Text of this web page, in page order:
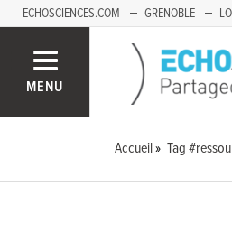
ECHOSCIENCES.COM GRENOBLE
MENU
Accueil Tag